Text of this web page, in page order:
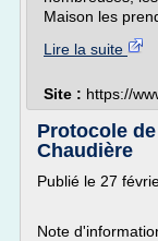
Maison les
Lire la suite
Site : https://
Protocole
Chaudière
Publié le 27
Note